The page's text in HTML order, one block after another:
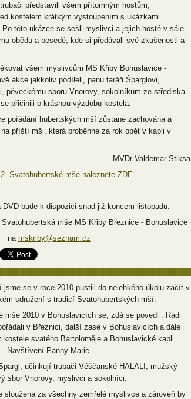
představili všem přítomným hostům,
kostelem krátkým vystoupením s ukázkami
Po této ukázce se sešli myslivci a jejich hosté v sále
obědu a besedě, kde si předávali své zkušenosti a
všem myslivcům MS Křiby Bohuslavice -
akce jakkoliv podíleli, panu faráři Šparglovi,
pěveckému sboru Vnorovy, sokolníkům ze střediska
přičinili o krásnou výzdobu kostela.
hubertských mší zůstane zachována a
příští mši, která proběhne za rok opět v kapli v
MVDr Valdemar Stiksa
Svatohubertské mše naleznete ZDE.
bude k dispozici snad již koncem listopadu.
mše MS Křiby Březnice - Bohuslavice
na mskriby@seznam.cz
jsme se v roce 2010 pustili do nelehkého úkolu začít v
sdružení s tradicí Svatohubertských mší.
mše 2010 v Bohuslavicích se, zdá se povedl . Rádi
v Březnici, další zase v Bohuslavicích a dále
svatého Bartoloměje a Bohuslavické kapli
Navštívení Panny Marie.
učinkují trubači Véščanské HALALI, mužský
sbor Vnorovy, myslivci a sokolníci.
sloužena za všechny zemřelé myslivce a zároveň by